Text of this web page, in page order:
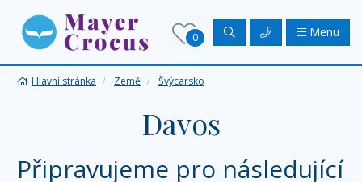
0 Menu
Hlavní stránka Země Švýcarsko
Davos
Připravujeme pro následující